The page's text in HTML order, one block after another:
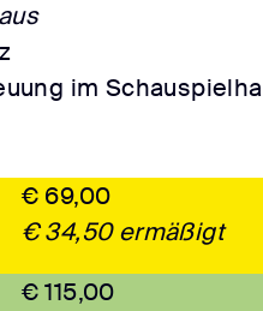
im
€ 69,00
€ 34,50 ermäßigt
€ 115,00